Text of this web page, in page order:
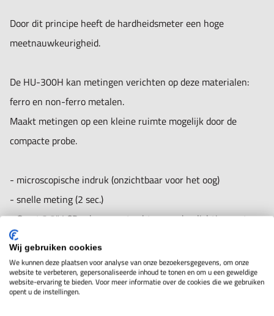
Meetbereiken:
Rockwell:
- 55 - 100 HRB
- 37 - 85 HRA
Brinell: 100 - 500 HB
Vickers: 100 - 1500HV
Nauwkeurigheid:
Rockwell HRC ±1,5 HRC
Brinell HB ±3%
Vickers HV ±3%
Door dit principe heeft de hardheidsmeter een hoge
meetnauwkeurigheid.
De HU-300H kan metingen verichten op deze materialen:
ferro en non-ferro metalen.
Maakt metingen op een kleine ruimte mogelijk door de
compacte probe.
- microscopische indruk (onzichtbaar voor het oog)
- snelle meting (2 sec.)
- Groot 3,2" LCD scherm met achtergrondverlichting met
vele technische specificaties
- gebruikersvriendelijk menu
- draadloze aansluiting (bluetooth) voor printer
- standaard geleverd met een HP-2K Sonde (20N)
Wij gebruiken cookies
We kunnen deze plaatsen voor analyse van onze bezoekersgegevens, om onze
website te verbeteren, gepersonaliseerde inhoud te tonen en om u een geweldige
website-ervaring te bieden. Voor meer informatie over de cookies die we gebruiken
opent u de instellingen.